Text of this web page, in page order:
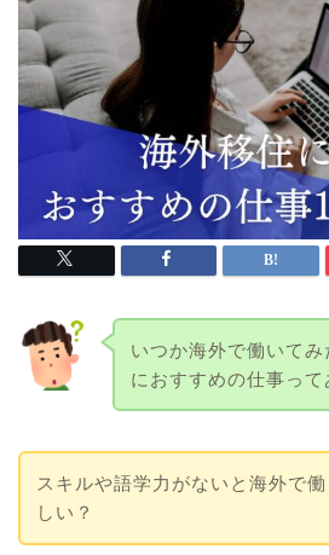
いつか海外で働いて
におすすめの仕事って
スキルや語学力がないと海外で
しい？